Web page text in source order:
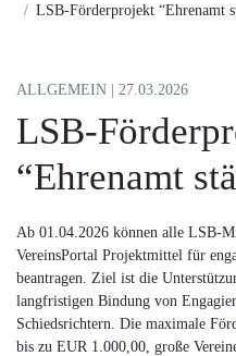
LSB-Förderprojekt “Ehrenamt
ALLGEMEIN | 27.03.2026
LSB-
“Ehrenamt
Ab 01.04.2026 können alle LSB-
VereinsPortal Projektmittel für
beantragen. Ziel ist die
langfristigen Bindung von
Schiedsrichtern. Die maximale
bis zu EUR 1.000,00, große